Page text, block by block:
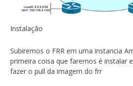
Instalação
Subiremos o FRR em uma instancia
primeira coisa que faremos é instalar
fazer o pull da imagem do frr